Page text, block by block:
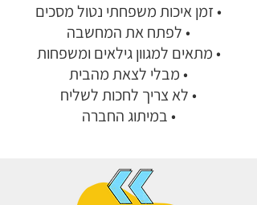
• זמן איכות משפחתי נטול מסכים
• לפתח את המחשבה
• מתאים למגוון גילאים ומשפחות
• מבלי לצאת מהבית
• לא צריך לחכות לשליח
• במיתוג החברה